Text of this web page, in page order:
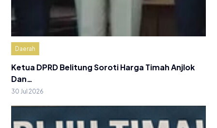
Daerah
Ketua DPRD Belitung Soroti Harga Timah Anjlok
Dan…
30 Jul 2026